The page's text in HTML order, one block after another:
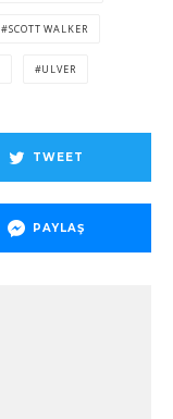
SCOTT WALKER
ULVER
TWEET
PAYLAŞ